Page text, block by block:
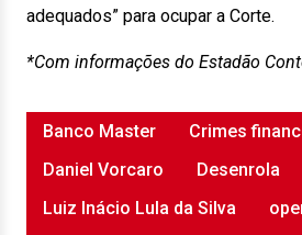
adequados” para ocupar a Corte.
*Com informações do Estadão
Banco Master
Crimes
Daniel Vorcaro
Desenrola
Luiz Inácio Lula da Silva